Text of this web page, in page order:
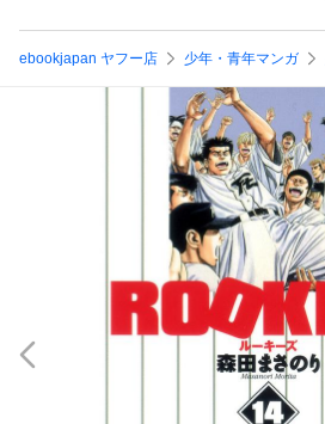
ebookjapan ヤフー店 少年・青年マンガ